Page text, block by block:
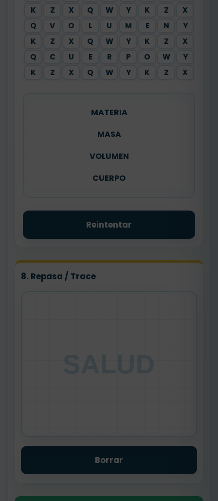
K
Z X Q W Y K Z
X
Q
V O L U M E N
Y
K
Z X Q W Y K Z
X
Q
C U E R P O W
Y
K
Z X Q W Y K Z X
MATERIA
MASA
VOLUMEN
CUERPO
Reintentar
8. Repasa / Trace
Borrar